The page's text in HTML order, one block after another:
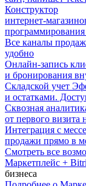
Конструктор
интернет-
Все каналы продаж
удобно
Онлайн-запись
и бронирования
Складской учет
и остатками.
Сквозная
от первого визита
Интеграция с
продажи прямо в
Смотреть все
Маркетплейс +
бизнеса